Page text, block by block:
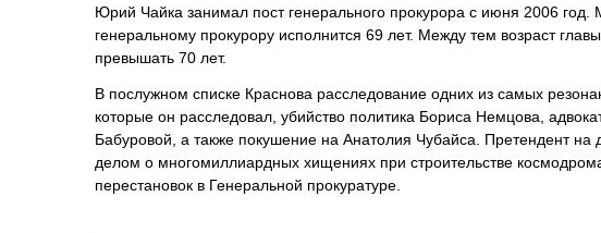
Юрий Чайка занимал пост генерального прокурора с июня 2006 год.
генеральному прокурору исполнится 69 лет. Между тем возраст
превышать 70 лет.
В послужном списке Краснова расследование одних из самых
которые он расследовал, убийство политика Бориса Немцова,
Бабуровой, а также покушение на Анатолия Чубайса. Претендент на
делом о многомиллиардных хищениях при строительстве
перестановок в Генеральной прокуратуре.